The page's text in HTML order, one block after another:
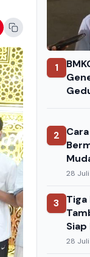
1
2
28
3
Tiga
per
28